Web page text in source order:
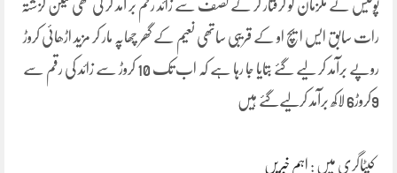
پولیس نے ملزمان کو گرفتار کر کے نصف سے زائد رقم بر آمد کر لی تھی لیکن گزشتہ
رات سابق ایس ایچ او کے قریبی ساتھی نعیم کے گھر چھاپہ مار کر مزید اڑھائی کروڑ
روپے برآمد کر لیے گئے بتایا جا رہا ہے کہ اب تک 10 کروڑ سے زائد کی رقم سے
9کروڑ6 لاکھ برآمد کرلیےگئے ہیں
کیٹاگری میں : اہم خبریں